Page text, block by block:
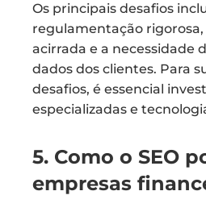
Os principais desafios
regulamentação
acirrada e a necessidade
dados dos clientes. Para
desafios, é essencial
especializadas e
5. Como o SEO
empresas